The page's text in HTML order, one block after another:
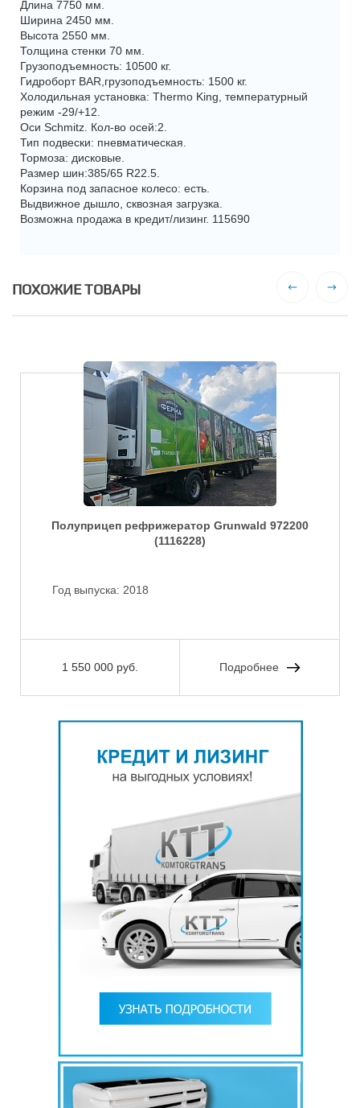
Длина 7750 мм.
Ширина 2450 мм.
Высота 2550 мм.
Толщина стенки 70 мм.
Грузоподъемность: 10500 кг.
Гидроборт BAR,грузоподъемность: 1500 кг.
Холодильная установка: Thermo King, температурный
режим -29/+12.
Оси Schmitz. Кол-во осей:2.
Тип подвески: пневматическая.
Тормоза: дисковые.
Размер шин:385/65 R22.5.
Корзина под запасное колесо: есть.
Выдвижное дышло, сквозная загрузка.
Возможна продажа в кредит/лизинг. 115690
ПОХОЖИЕ ТОВАРЫ
Полуприцеп рефрижератор Grunwald 972200
(1116228)
Год выпуска: 2018
1 550 000 руб. Подробнее